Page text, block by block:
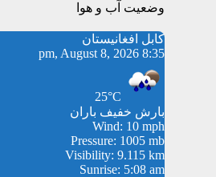
وضعیت آب و هوا
کابل افغانیستان
8:35 pm, August 8, 2026
25°C
بارش خفیف باران
Wind: 10 mph
Pressure: 1005 mb
Visibility: 9.115 km
Sunrise: 5:08 am